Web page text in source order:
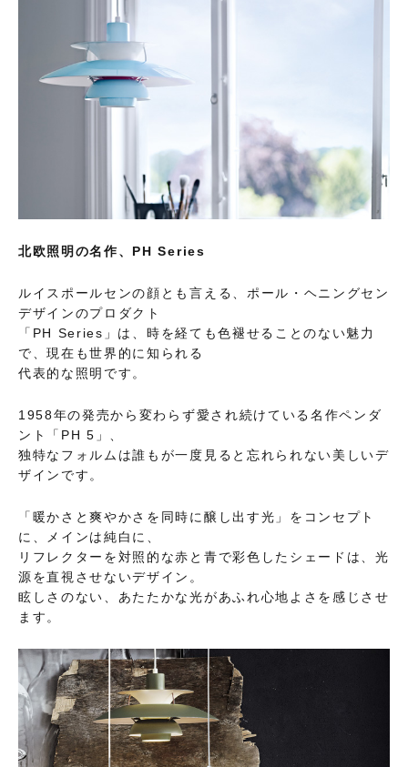
北欧照明の名作、PH Series
ルイスポールセンの顔とも言える、ポール・ヘニングセン
デザインのプロダクト
「PH Series」は、時を経ても色褪せることのない魅力
で、現在も世界的に知られる
代表的な照明です。
1958年の発売から変わらず愛され続けている名作ペンダ
ント「PH 5」、
独特なフォルムは誰もが一度見ると忘れられない美しいデ
ザインです。
「暖かさと爽やかさを同時に醸し出す光」をコンセプト
に、メインは純白に、
リフレクターを対照的な赤と青で彩色したシェードは、光
源を直視させないデザイン。
眩しさのない、あたたかな光があふれ心地よさを感じさせ
ます。